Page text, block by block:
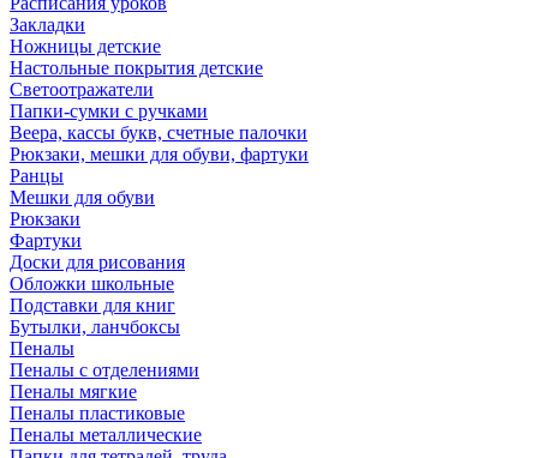
Закладки
Ножницы детские
Настольные покрытия детские
Светоотражатели
Папки-сумки с ручками
Веера, кассы букв, счетные палочки
Рюкзаки, мешки для обуви, фартуки
Ранцы
Мешки для обуви
Рюкзаки
Фартуки
Доски для рисования
Обложки школьные
Подставки для книг
Бутылки, ланчбоксы
Пеналы
Пеналы с отделениями
Пеналы мягкие
Пеналы пластиковые
Пеналы металлические